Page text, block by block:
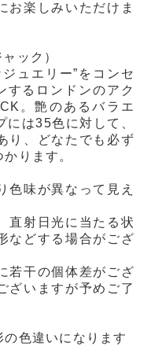
お楽しみいただけま
ック）
ュエリー”をコンセ
るロンドンのアク
。艶のあるバラエ
は35色に対して、
り、どなたでも必ず
ります。
味が異なって見え
直射日光に当たる状
などする場合がござ
若干の個体差がござ
ざいますが予めご了
色違いになります